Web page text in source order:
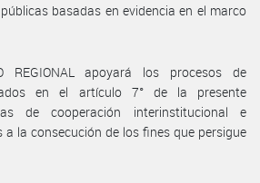
basadas en evidencia en el marco
REGIONAL apoyará los procesos de
en el artículo 7° de la presente
de cooperación interinstitucional e
la consecución de los fines que persigue